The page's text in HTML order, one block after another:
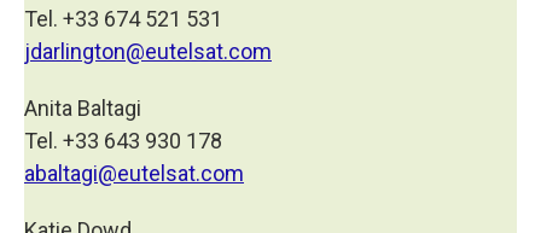
Tel. +33 674 521 531
jdarlington@eutelsat.com
Anita Baltagi
Tel. +33 643 930 178
abaltagi@eutelsat.com